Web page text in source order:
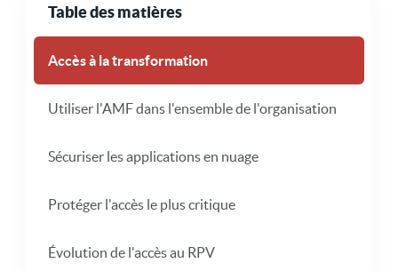
Table des matières
Accès à la transformation
Utiliser l'AMF dans l'ensemble de l'organisation
Sécuriser les applications en nuage
Protéger l'accès le plus critique
Évolution de l'accès au RPV